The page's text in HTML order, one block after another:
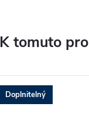
K tomuto
Doplnitelný